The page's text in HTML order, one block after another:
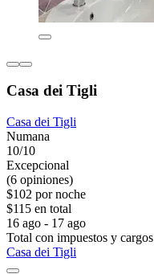
Casa dei Tigli
Casa dei Tigli
Numana
10/10
Excepcional
(6 opiniones)
$102 por noche
$115 en total
16 ago - 17 ago
Total con impuestos y cargos
Casa dei Tigli